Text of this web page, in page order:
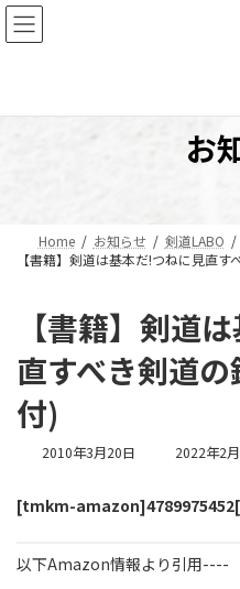
コ
ン
へ
ナ
ビ
ョ
お
Home お知らせ 剣道LABO
【書籍】剣道は基本だ!つねに見直
【書籍】剣道
直すべき剣道
付)
2010年3月20日
最
新
:
2022年2
[tmkm-
以下Amazon情報より引用----